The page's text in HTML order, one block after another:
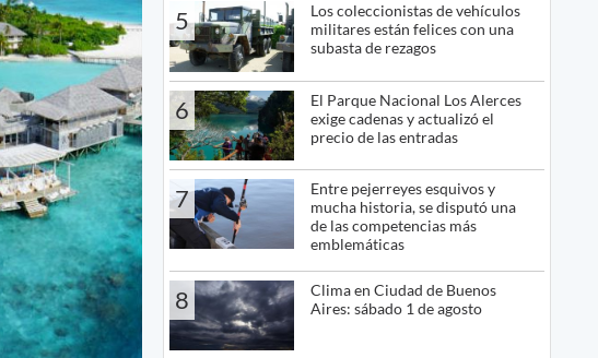
5
Los coleccionistas de vehículos
militares están felices con una
subasta de rezagos
6
El Parque Nacional Los Alerces
exige cadenas y actualizó el
precio de las entradas
7
Entre pejerreyes esquivos y
mucha historia, se disputó una
de las competencias más
emblemáticas
8
Clima en Ciudad de Buenos
Aires: sábado 1 de agosto